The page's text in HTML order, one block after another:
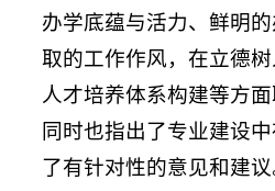
办学底蕴与活力、鲜明
取的工作作风，在立德树
人才培养体系构建等方面
同时也指出了专业建设
了有针对性的意见和建